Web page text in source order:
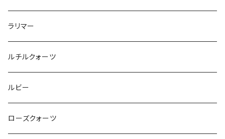
ラリマー
ルチルクォーツ
ルビー
ローズクォーツ